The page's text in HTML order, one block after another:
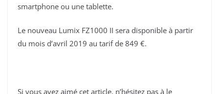
smartphone ou une tablette.
Le nouveau Lumix FZ1000 II sera disponible à partir
du mois d’avril 2019 au tarif de 849 €.
Si vous avez aimé cet article, n’hésitez pas à le